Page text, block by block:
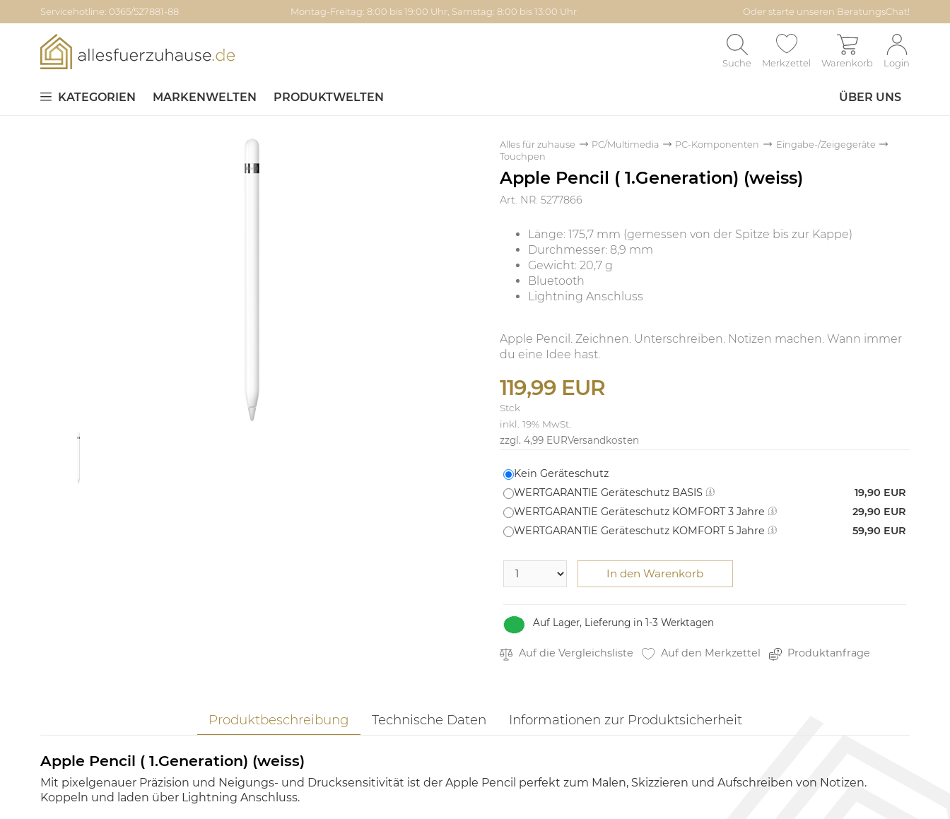
Servicehotline: 0365/527881-88 Montag-Freitag: 8:00 bis 19:00 Uhr, Samstag: 8:00 bis 13:00 Uhr Oder starte unseren BeratungsChat!
Suche Merkzettel Warenkorb Login
KATEGORIEN MARKENWELTEN PRODUKTWELTEN ÜBER UNS
Alles für zuhause PC/Multimedia PC-Komponenten
Eingabe-/Zeigegeräte
Touchpen
Apple Pencil ( 1.Generation) (weiss)
Art. NR: 5277866
Länge: 175,7 mm (gemessen von der Spitze bis zur Kappe)
Durchmesser: 8,9 mm
Gewicht: 20,7 g
Bluetooth
Lightning Anschluss
Apple Pencil. Zeichnen. Unterschreiben. Notizen machen. Wann immer
du eine Idee hast.
119,99 EUR
Stck
inkl. 19% MwSt.
zzgl. 4,99 EURVersandkosten
Auf Lager, Lieferung in 1-3 Werktagen
Kein Geräteschutz
WERTGARANTIE Geräteschutz BASIS
19,90 EUR
WERTGARANTIE Geräteschutz KOMFORT 3 Jahre
29,90 EUR
WERTGARANTIE Geräteschutz KOMFORT 5 Jahre
59,90 EUR
In den Warenkorb
Auf die Vergleichsliste Auf den Merkzettel Produktanfrage
Produktbeschreibung Technische Daten Informationen zur Produktsicherheit
Apple Pencil ( 1.Generation) (weiss)
Mit pixelgenauer Präzision und Neigungs- und Drucksensitivität ist der Apple Pencil perfekt zum Malen, Skizzieren und Aufschreiben von Notizen.
Koppeln und laden über Lightning Anschluss.